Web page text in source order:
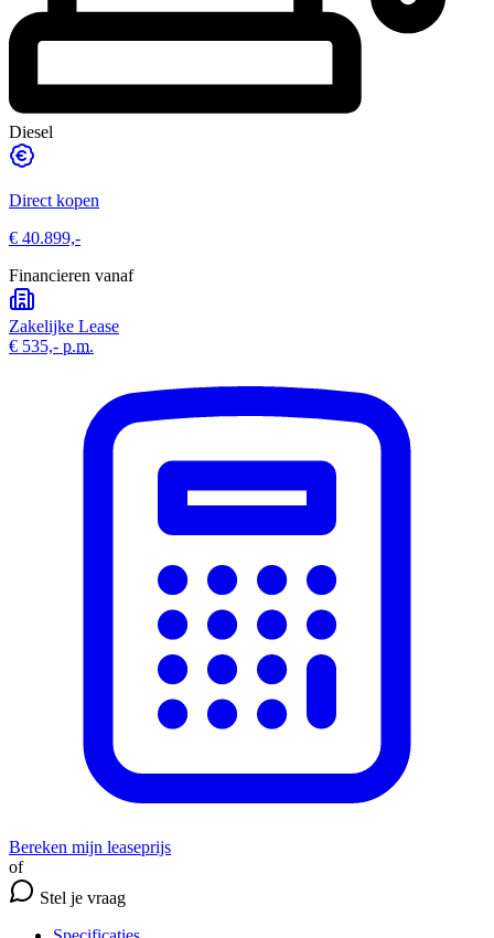
Diesel
Direct kopen
€ 40.899,-
Financieren vanaf
Zakelijke Lease
€ 535,- p.m.
Bereken mijn leaseprijs
of
Stel je vraag